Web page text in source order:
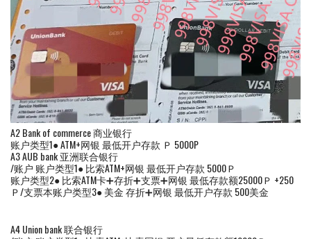
A2 Bank of commerce 商业银行
账户类型1● ATM+网银 最低开户存款 Ｐ 5000P
A3 AUB bank 亚洲联合银行
/账户 账户类型1● 比索ATM+网银 最低开户存款 5000Ｐ
账户类型2● 比索ATM卡➕存折➕支票➕网银 最低存款额25000Ｐ +250
Ｐ/支票本账户类型3● 美金 存折➕网银 最低开户存款 500美金
A4 Union bank 联合银行